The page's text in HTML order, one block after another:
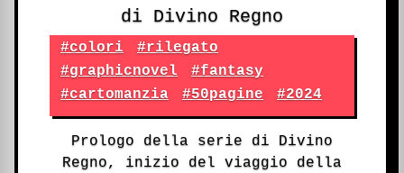
di Divino Regno
#colori
#rilegato
#graphicnovel
#fantasy
#cartomanzia
#50pagine #2024
Prologo della serie di Divino
Regno, inizio del viaggio della